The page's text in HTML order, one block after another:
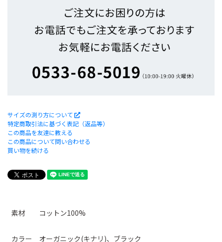
サイズの測り方について
特定商取引法に基づく表記（返品等）
この商品を友達に教える
この商品について問い合わせる
買い物を続ける
素材 コットン100%
カラー オーガニック(キナリ)、ブラック